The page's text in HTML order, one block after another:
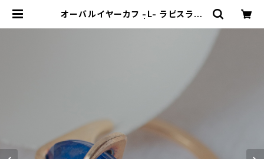
オーバルイヤーカフ -L- ラピスラズ